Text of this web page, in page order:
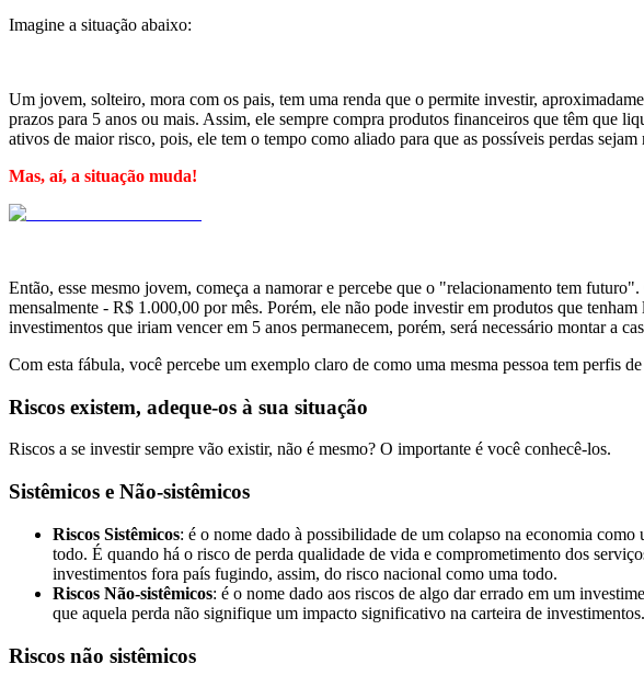
Imagine a situação abaixo:
Um jovem, solteiro, mora com os pais, tem uma renda que o permite investir,
prazos para 5 anos ou mais. Assim, ele sempre compra produtos financeiros que têm que
ativos de maior risco, pois, ele tem o tempo como aliado para que as possíveis perdas sejam
Mas, aí, a situação muda!
Então, esse mesmo jovem, começa a namorar e percebe que o "relacionamento tem
mensalmente - R$ 1.000,00 por mês. Porém, ele não pode investir em produtos que
investimentos que iriam vencer em 5 anos permanecem, porém, será necessário montar a
Com esta fábula, você percebe um exemplo claro de como uma mesma pessoa tem perfis
Riscos existem, adeque-os à sua situação
Riscos a se investir sempre vão existir, não é mesmo? O importante é você conhecê-los.
Sistêmicos e Não-sistêmicos
Riscos Sistêmicos: é o nome dado à possibilidade de um colapso na economia
todo. É quando há o risco de perda qualidade de vida e comprometimento dos
investimentos fora país fugindo, assim, do risco nacional como uma todo.
Riscos Não-sistêmicos: é o nome dado aos riscos de algo dar errado em um
que aquela perda não signifique um impacto significativo na carteira de investimentos.
Riscos não sistêmicos